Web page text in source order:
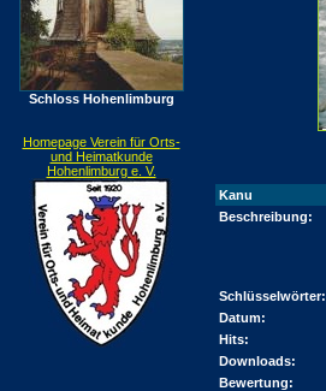
Schloss Hohenlimburg
Homepage Verein für Orts-
und Heimatkunde
Hohenlimburg e. V.
Kanu
Beschreibung:
Schlüsselwörter:
Datum:
Hits:
Downloads:
Bewertung: